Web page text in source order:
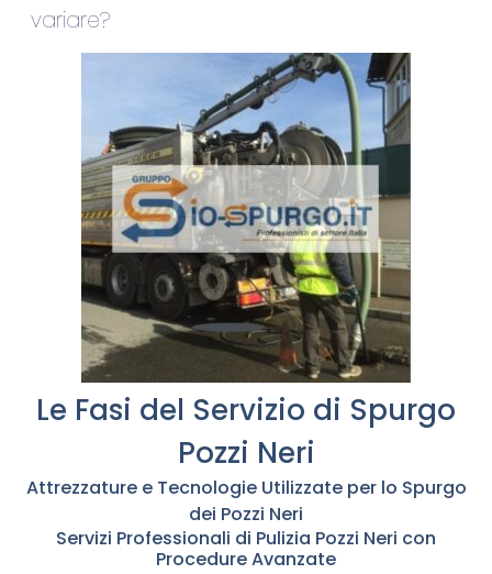
variare?
Le Fasi del Servizio di Spurgo
Pozzi Neri
Attrezzature e Tecnologie Utilizzate per lo Spurgo
dei Pozzi Neri
Servizi Professionali di Pulizia Pozzi Neri con
Procedure Avanzate